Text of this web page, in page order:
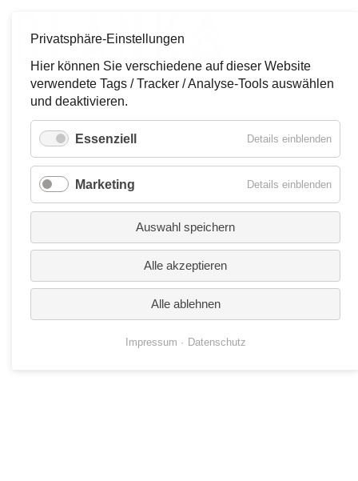
Privatsphäre-Einstellungen
Hier können Sie verschiedene auf dieser Website
verwendete Tags / Tracker / Analyse-Tools auswählen
und deaktivieren.
Essenziell Details einblendenfür
Marketing Details einblendenfür
Auswahl speichern
Alle akzeptieren
Alle ablehnen
Impressum Datenschutz
02171 9049990
info@reinigung-blank.de
Navigation
überspringen
Glasreinigung
Gebäudereinigung
Objekt-Service / Hausmeisterservice
Unternehmen
statt Schrubben
Blank Objekt-Refresh-
Austauschservice für stark genutzte
und Kleinteile.
REFRESH-SERVICE